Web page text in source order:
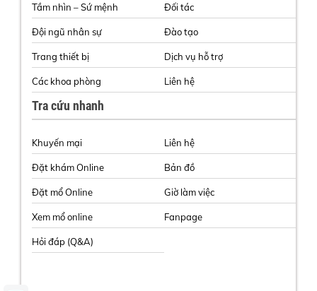
Tầm nhìn – Sứ mệnh
Đội ngũ nhân sự
Trang thiết bị
Các khoa phòng
Đối tác
Đào tạo
Dịch vụ hỗ trợ
Liên hệ
Tra cứu nhanh
Khuyến mại
Đặt khám Online
Đặt mổ Online
Xem mổ online
Hỏi đáp (Q&A)
Liên hệ
Bản đồ
Giờ làm việc
Fanpage